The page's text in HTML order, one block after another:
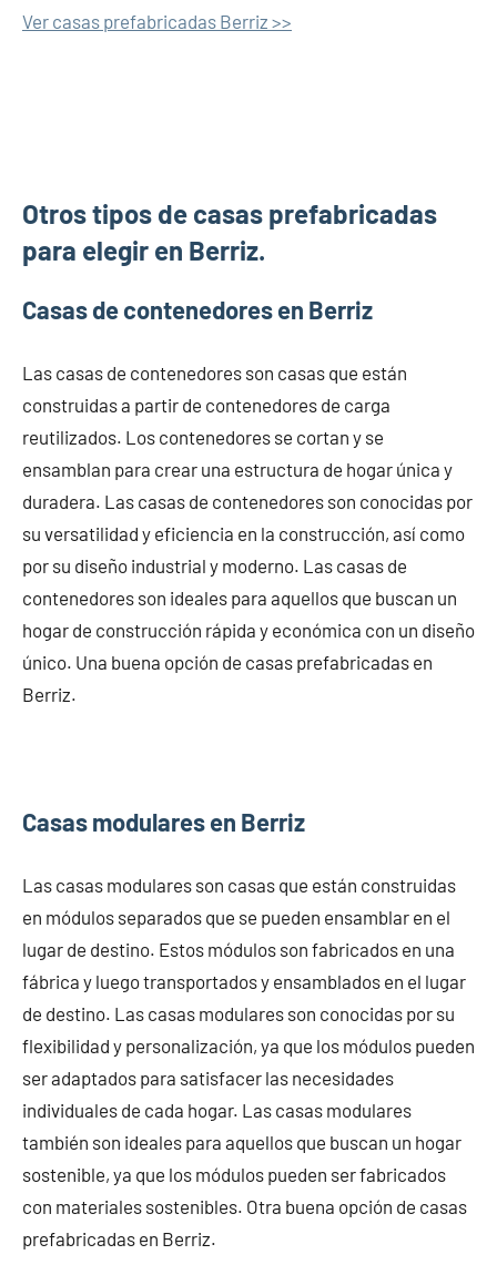
Ver casas prefabricadas Berriz >>
Otros tipos de casas prefabricadas
para elegir en Berriz.
Casas de contenedores en Berriz
Las casas de contenedores son casas que están
construidas a partir de contenedores de carga
reutilizados. Los contenedores se cortan y se
ensamblan para crear una estructura de hogar única y
duradera. Las casas de contenedores son conocidas por
su versatilidad y eficiencia en la construcción, así como
por su diseño industrial y moderno. Las casas de
contenedores son ideales para aquellos que buscan un
hogar de construcción rápida y económica con un diseño
único. Una buena opción de casas prefabricadas en
Berriz.
Casas modulares en Berriz
Las casas modulares son casas que están construidas
en módulos separados que se pueden ensamblar en el
lugar de destino. Estos módulos son fabricados en una
fábrica y luego transportados y ensamblados en el lugar
de destino. Las casas modulares son conocidas por su
flexibilidad y personalización, ya que los módulos pueden
ser adaptados para satisfacer las necesidades
individuales de cada hogar. Las casas modulares
también son ideales para aquellos que buscan un hogar
sostenible, ya que los módulos pueden ser fabricados
con materiales sostenibles. Otra buena opción de casas
prefabricadas en Berriz.